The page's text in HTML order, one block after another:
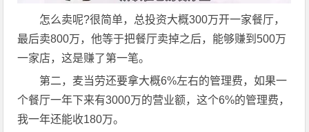
怎么卖呢?很简单，总投资大概300万开一家餐厅，
最后卖800万，他等于把餐厅卖掉之后，能够赚到500万
一家店，这是赚了第一笔。
第二，麦当劳还要拿大概6%左右的管理费，如果一
个餐厅一年下来有3000万的营业额，这个6%的管理费，
我一年还能收180万。